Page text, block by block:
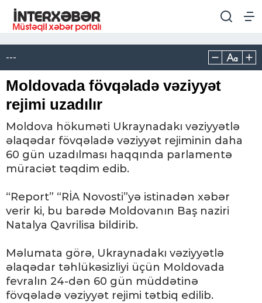
---
Moldovada fövqəladə vəziyyət
rejimi uzadılır
Moldova hökuməti Ukraynadakı vəziyyətlə
əlaqədar fövqəladə vəziyyət rejiminin daha
60 gün uzadılması haqqında parlamentə
müraciət təqdim edib.
“Report” “RİA Novosti”yə istinadən xəbər
verir ki, bu barədə Moldovanın Baş naziri
Natalya Qavrilisa bildirib.
Məlumata görə, Ukraynadakı vəziyyətlə
əlaqədar təhlükəsizliyi üçün Moldovada
fevralın 24-dən 60 gün müddətinə
fövqəladə vəziyyət rejimi tətbiq edilib.